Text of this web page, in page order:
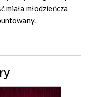
miała młodzieńcza